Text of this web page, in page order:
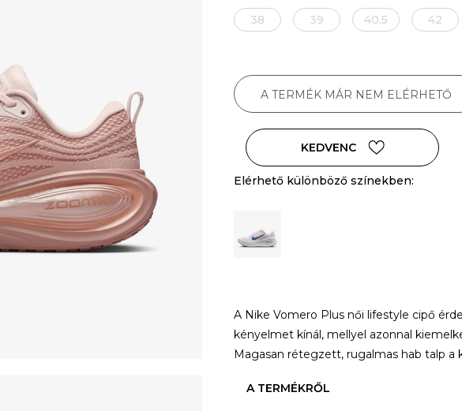
38 39 40.5 42
A TERMÉK MÁR NEM ELÉRHETŐ
KEDVENC
Elérhető különböző színekben:
A Nike Vomero Plus női lifestyle cipő
kényelmet kínál, mellyel azonnal
Magasan rétegzett, rugalmas hab talp a
A TERMÉKRŐL